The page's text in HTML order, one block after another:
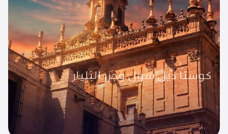
كوستا ديل سول وجزر البَليار